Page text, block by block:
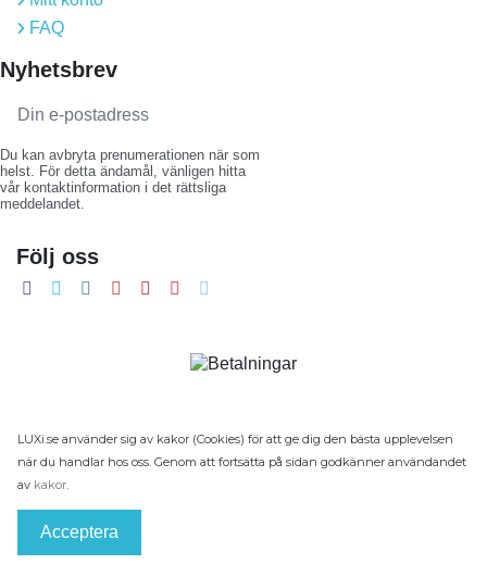
FAQ
Nyhetsbrev
Du kan avbryta prenumerationen när som
helst. För detta ändamål, vänligen hitta
vår kontaktinformation i det rättsliga
meddelandet.
Följ oss
LUXi.se använder sig av kakor (Cookies) för att ge dig den bästa upplevelsen
när du handlar hos oss. Genom att fortsätta på sidan godkänner användandet
av kakor
Acceptera